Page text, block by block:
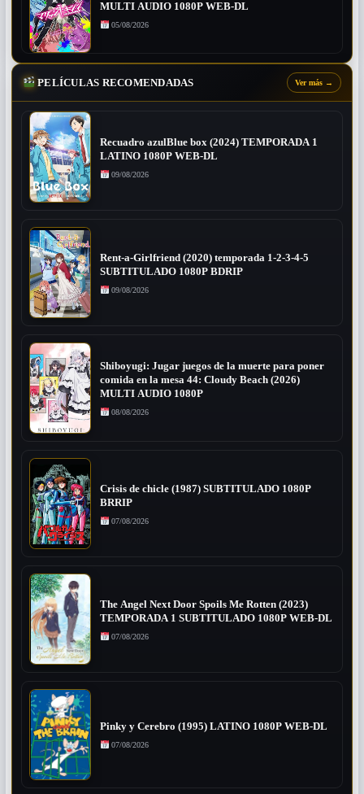
MULTI AUDIO 1080P WEB-DL
05/08/2026
PELÍCULAS RECOMENDADAS Ver más →
Recuadro azulBlue box (2024) TEMPORADA 1
LATINO 1080P WEB-DL
09/08/2026
Rent-a-Girlfriend (2020) temporada 1-2-3-4-5
SUBTITULADO 1080P BDRIP
09/08/2026
Shiboyugi: Jugar juegos de la muerte para poner
comida en la mesa 44: Cloudy Beach (2026)
MULTI AUDIO 1080P
08/08/2026
Crisis de chicle (1987) SUBTITULADO 1080P
BRRIP
07/08/2026
The Angel Next Door Spoils Me Rotten (2023)
TEMPORADA 1 SUBTITULADO 1080P WEB-DL
07/08/2026
Pinky y Cerebro (1995) LATINO 1080P WEB-DL
07/08/2026